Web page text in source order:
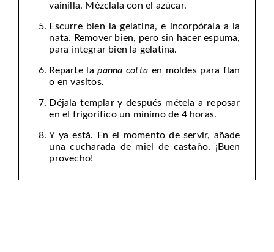
vainilla. Mézclala con el azúcar.
Escurre bien la gelatina, e incorpórala a la
nata. Remover bien, pero sin hacer espuma,
para integrar bien la gelatina.
Reparte lapanna cotta en moldes para flan
o en vasitos.
Déjala templar y después métela a reposar
en el frigorífico un mínimo de 4 horas.
Y ya está. En el momento de servir, añade
una cucharada de miel de castaño. ¡Buen
provecho!